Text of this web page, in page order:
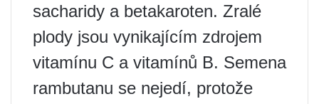
sacharidy a betakaroten. Zralé
plody jsou vynikajícím zdrojem
vitamínu C a vitamínů B. Semena
rambutanu se nejedí, protože